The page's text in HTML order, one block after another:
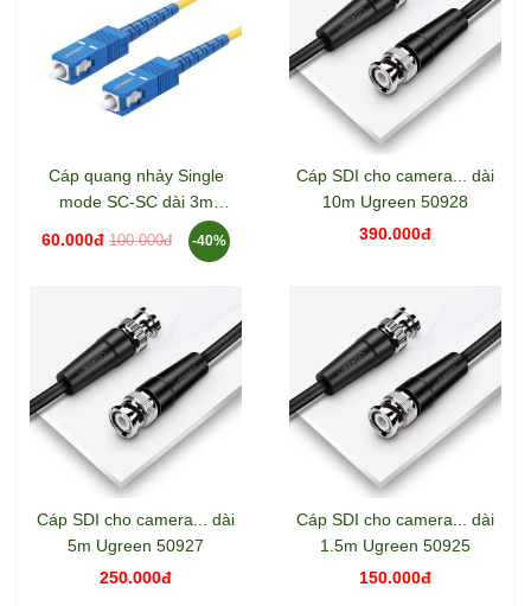
Cáp quang nhảy Single
mode SC-SC dài 3m
60.000đ 100.000đ -40%
Cáp SDI cho camera... dài
10m Ugreen 50928
390.000đ
Cáp SDI cho camera... dài
5m Ugreen 50927
250.000đ
Cáp SDI cho camera... dài
1.5m Ugreen 50925
150.000đ